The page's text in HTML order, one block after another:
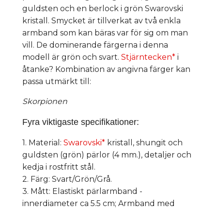
guldsten och en berlock i grön Swarovski
kristall. Smycket är tillverkat av två enkla
armband som kan bäras var för sig om man
vill. De dominerande färgerna i denna
modell är grön och svart. Stjärntecken* i
åtanke? Kombination av angivna färger kan
passa utmärkt till:
Skorpionen
Fyra viktigaste specifikationer:
1. Material: Swarovski* kristall, shungit och
guldsten (grön) pärlor (4 mm.), detaljer och
kedja i rostfritt stål.
2. Färg: Svart/Grön/Grå.
3. Mått: Elastiskt pärlarmband -
innerdiameter ca 5.5 cm; Armband med